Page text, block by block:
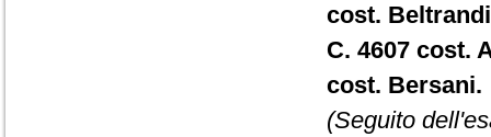
cost.
C. 4607 cost.
cost. Bersani.
(Seguito